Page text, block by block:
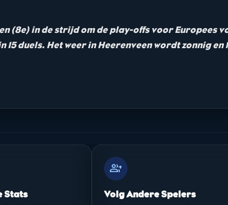
(8e) in de strijd om de play-offs voor Europees
duels. Het weer in Heerenveen wordt zonnig
Stats
group_add
Volg Andere Spelers